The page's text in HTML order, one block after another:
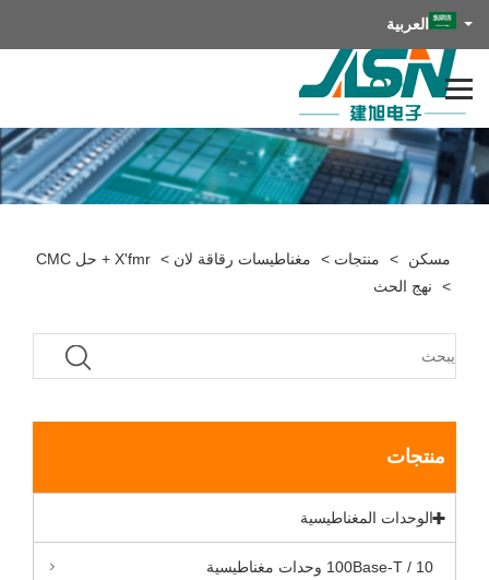
العربية
مسكن > منتجات > مغناطيسات رقاقة لان > X'fmr + حل CMC
>
نهج الحث
منتجات
الوحدات المغناطيسية
10 / 100Base-T وحدات مغناطيسية